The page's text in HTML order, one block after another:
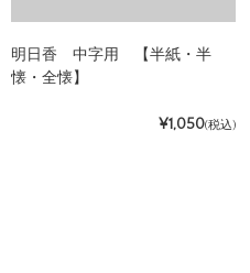
明日香 中字用 【半紙・半
懐・全懐】
¥1,050(税込)